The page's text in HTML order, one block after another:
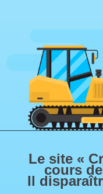
Le site «
cours de
Il